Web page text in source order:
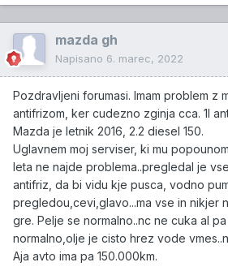
mazda gh
Napisano 6. marec, 2022
Pozdravljeni forumasi. Imam problem z
antifrizom, ker cudezno zginja cca. 1l
Mazda je letnik 2016, 2.2 diesel 150.
Uglavnem moj serviser, ki mu
leta ne najde problema..pregledal je
antifriz, da bi vidu kje pusca, vodno
pregledou,cevi,glavo...ma vse in nikjer
gre. Pelje se normalno..nc ne cuka al
normalno,olje je cisto hrez vode
Aja avto ima pa 150.000km.